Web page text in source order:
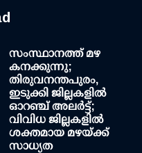
സംസ്ഥാനത്ത് മഴ
കനക്കുന്നു;
തിരുവനന്തപുരം,
ഇടുക്കി ജില്ലകളിൽ
ഓറഞ്ച് അലർട്ട്;
വിവിധ ജില്ലകളിൽ
ശക്തമായ മഴയ്ക്ക്
സാധ്യത